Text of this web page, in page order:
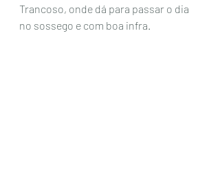
Trancoso, onde dá para passar o dia
no sossego e com boa infra.